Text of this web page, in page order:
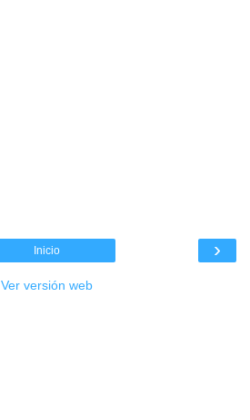
›
Inicio
Ver versión web